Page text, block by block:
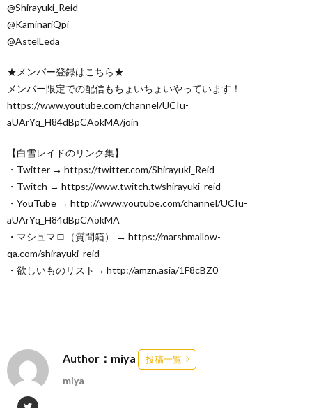
@Shirayuki_Reid
@KaminariQpi
@AstelLeda
★メンバー登録はこちら★
メンバー限定での配信もちょいちょいやっています！
https://www.youtube.com/channel/UCIu-
aUArYq_H84dBpCAokMA/join
【白雪レイドのリンク集】
・Twitter → https://twitter.com/Shirayuki_Reid
・Twitch → https://www.twitch.tv/shirayuki_reid
・YouTube → http://www.youtube.com/channel/UCIu-
aUArYq_H84dBpCAokMA
・マシュマロ（質問箱） → https://marshmallow-
qa.com/shirayuki_reid
・欲しいものリスト→ http://amzn.asia/1F8cBZ0
Author：miya 投稿一覧
miya